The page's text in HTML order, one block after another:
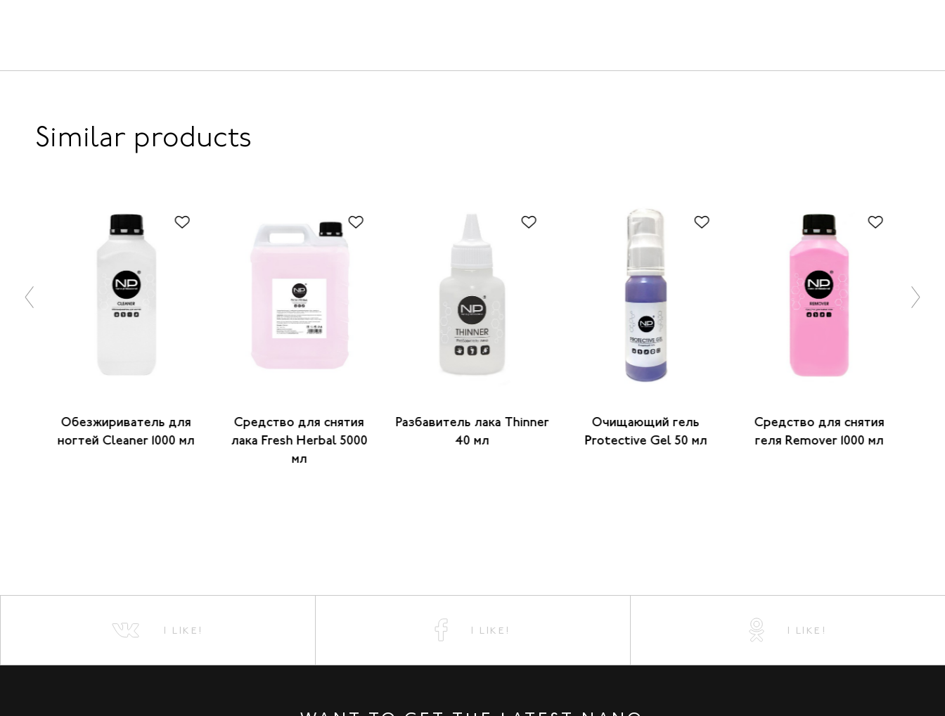
Similar products
Обезжириватель для
ногтей Cleaner 1000 мл
Средство для снятия
лака Fresh Herbal 5000
мл
Разбавитель лака Thinner
40 мл
Очищающий гель
Protectivе Gel 50 мл
Средство для снятия
геля Remover 1000 мл
I LIKE! I LIKE! I LIKE!